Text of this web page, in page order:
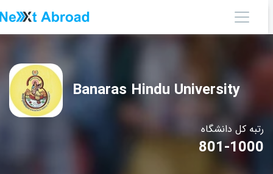
رتبه کل دانشگاه
801-1000
Banaras Hindu University